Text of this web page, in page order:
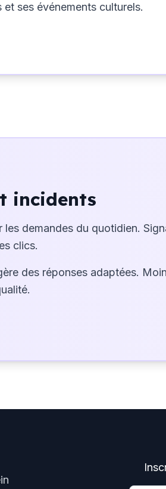
ses événements culturels.
incidents
demandes du quotidien.
clics.
des réponses adaptées.